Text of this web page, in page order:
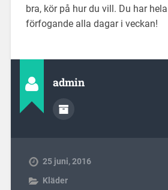
bra, kör på hur du vill. Du har
förfogande alla dagar i veckan!
admin
25 juni, 2016
Kläder